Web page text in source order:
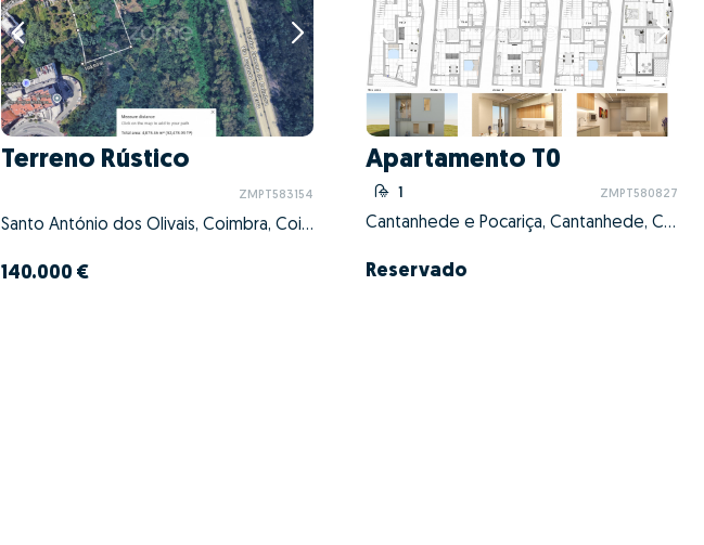
Terreno Rústico
ZMPT583154
Santo António dos Olivais, Coimbra, Coimbra
140.000 €
Apartamento T0
1 ZMPT580827
Cantanhede e Pocariça, Cantanhede, Coimbra
Reservado